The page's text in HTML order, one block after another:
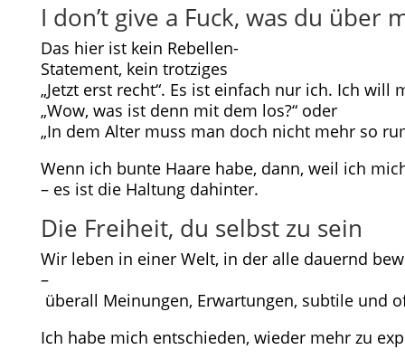
I don’t give a Fuck, was du über
Das hier ist kein Rebellen-
Statement, kein trotziges
„Jetzt erst recht“. Es ist einfach nur ich. Ich
„Wow, was ist denn mit dem los?“ oder
„In dem Alter muss man doch nicht mehr so
Wenn ich bunte Haare habe, dann, weil ich
– es ist die Haltung dahinter.
Die Freiheit, du selbst zu sein
Wir leben in einer Welt, in der alle dauernd
–
überall Meinungen, Erwartungen, subtile und
Ich habe mich entschieden, wieder mehr zu